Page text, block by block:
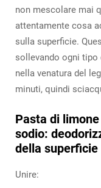
non mescolare mai
attentamente cosa
sulla superficie.
sollevando ogni
nella venatura del
minuti, quindi
Pasta di
sodio:
della superficie
Unire: